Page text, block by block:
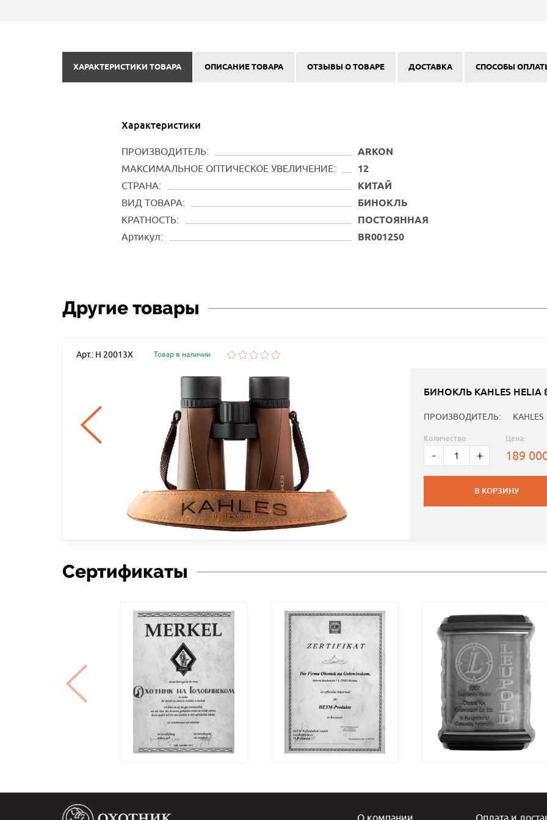
ХАРАКТЕРИСТИКИ ТОВАРА ОПИСАНИЕ ТОВАРА ОТЗЫВЫ О ТОВАРЕ ДОСТАВКА СПОСОБЫ
Характеристики
ПРОИЗВОДИТЕЛЬ: ARKON
МАКСИМАЛЬНОЕ ОПТИЧЕСКОЕ УВЕЛИЧЕНИЕ: 12
СТРАНА: КИТАЙ
ВИД ТОВАРА: БИНОКЛЬ
КРАТНОСТЬ: ПОСТОЯННАЯ
Артикул: BR001250
Другие товары
Арт.: Н 20013Х Товар в наличии
БИНОКЛЬ KAHLES HELIA
ПРОИЗВОДИТЕЛЬ: KAHLES
Количество:
- +
Цена:
189
В КОРЗИНУ
Сертификаты